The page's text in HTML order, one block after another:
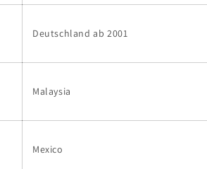
Deutschland ab 2001
Malaysia
Mexico